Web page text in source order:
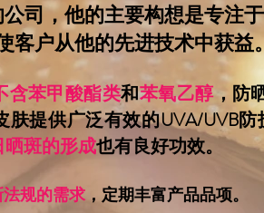
司，他的主要构想是专注
客户从他的先进技术中获益
含苯甲酸酯类和苯氧乙醇，防
肤提供广泛有效的UVA/UVB
晒斑的形成也有良好功效。
规的需求，定期丰富产品品项。